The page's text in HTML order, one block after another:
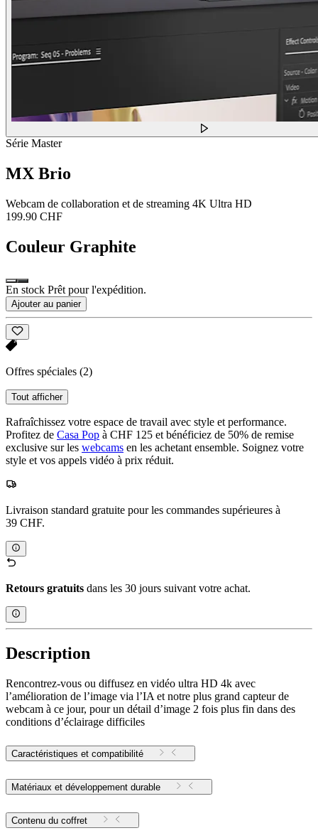
Série Master
MX Brio
Webcam de collaboration et de streaming 4K Ultra HD
199.90 CHF
Couleur Graphite
En stock Prêt pour l'expédition.
Ajouter au panier
Offres spéciales (2)
Tout afficher
Rafraîchissez votre espace de travail avec style et performance.
Profitez de Casa Pop à CHF 125 et bénéficiez de 50% de remise
exclusive sur les webcams en les achetant ensemble. Soignez votre
style et vos appels vidéo à prix réduit.
Livraison standard gratuite pour les commandes supérieures à
39 CHF.
Retours gratuits dans les 30 jours suivant votre achat.
Description
Rencontrez-vous ou diffusez en vidéo ultra HD 4k avec
l’amélioration de l’image via l’IA et notre plus grand capteur de
webcam à ce jour, pour un détail d’image 2 fois plus fin dans des
conditions d’éclairage difficiles
Caractéristiques et compatibilité
Matériaux et développement durable
Contenu du coffret